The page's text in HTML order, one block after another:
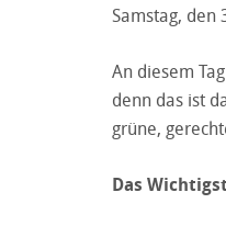
Samstag, den
An diesem
denn das ist
grüne,
Das